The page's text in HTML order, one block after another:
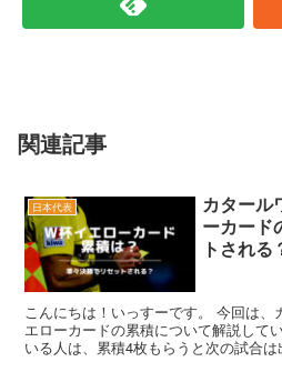
関連記事
日本代表
カター
ーカード
トされる
こんにちは！いっすーです。 今回は、カタールワールドカップのイ
エローカードの累積について解説していきます。 普
いる人は、累積4枚もらうと次の試合